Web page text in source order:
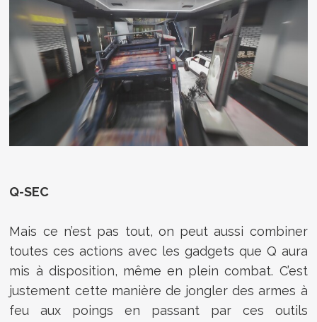
Q-SEC
Mais ce n’est pas tout, on peut aussi combiner
toutes ces actions avec les gadgets que Q aura
mis à disposition, même en plein combat. C’est
justement cette manière de jongler des armes à
feu aux poings en passant par ces outils